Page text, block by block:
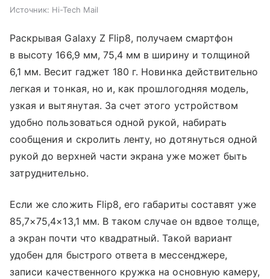
Источник: Hi-Tech Mail
Раскрывая Galaxy Z Flip8, получаем смартфон
в высоту 166,9 мм, 75,4 мм в ширину и толщиной
6,1 мм. Весит гаджет 180 г. Новинка действительно
легкая и тонкая, но и, как прошлогодняя модель,
узкая и вытянутая. За счет этого устройством
удобно пользоваться одной рукой, набирать
сообщения и скролить ленту, но дотянуться одной
рукой до верхней части экрана уже может быть
затруднительно.
Если же сложить Flip8, его габариты составят уже
85,7×75,4×13,1 мм. В таком случае он вдвое толще,
а экран почти что квадратный. Такой вариант
удобен для быстрого ответа в мессенджере,
записи качественного кружка на основную камеру,